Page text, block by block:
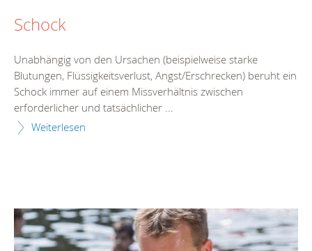
Schock
Unabhängig von den Ursachen (beispielweise starke
Blutungen, Flüssigkeitsverlust, Angst/Erschrecken) beruht ein
Schock immer auf einem Missverhältnis zwischen
erforderlicher und tatsächlicher ...
Weiterlesen